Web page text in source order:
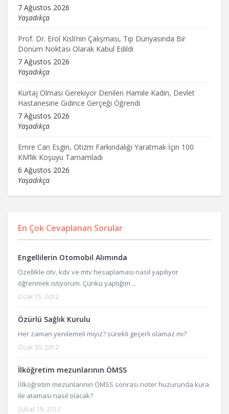
7 Ağustos 2026
Yaşadıkça
Prof. Dr. Erol Kisli’nin Çalışması, Tıp Dünyasında Bir
Dönüm Noktası Olarak Kabul Edildi
7 Ağustos 2026
Yaşadıkça
Kürtaj Olması Gerekiyor Denilen Hamile Kadın, Devlet
Hastanesine Gidince Gerçeği Öğrendi
7 Ağustos 2026
Yaşadıkça
Emre Can Esgin, Otizm Farkındalığı Yaratmak İçin 100
KM’lik Koşuyu Tamamladı
6 Ağustos 2026
Yaşadıkça
En Çok Cevaplanan Sorular
Engellilerin Otomobil Alımında
Özellikle ötv, kdv ve mtv hesaplaması nasıl yapılıyor
öğrenmek istiyorum. Çünkü yaptığım ...
Ocak 15, 2012
Özürlü Sağlık Kurulu
Her zaman yenilemeli miyiz? sürekli geçerli olamaz mı?
Ocak 30, 2012
İlköğretim mezunlarının ÖMSS
İİlköğretim mezunlarının ÖMSS sonrası noter huzurunda kura
ile ataması nasıl olacak?
Şubat 19, 2012